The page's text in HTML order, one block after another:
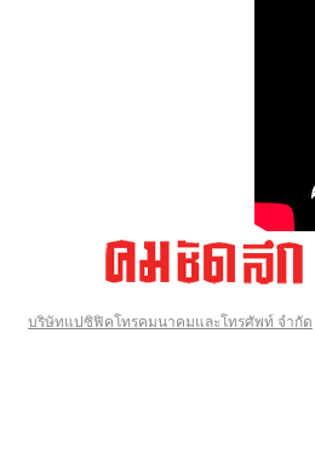
บริษัทแปซิฟิคโทรคมนาคมและโทรศัพท์ จำกัด